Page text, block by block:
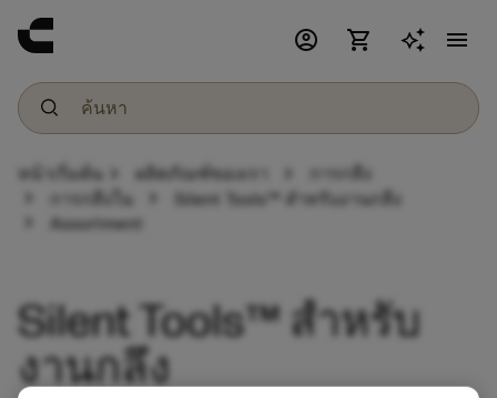
account_circle shopping_cart menu
หน้าเริ่มต้น chevron_right ผลิตภัณฑ์ของเรา chevron_right การกลึง
การกลึงใน Silent Tools™ สำหรับงานกลึง
chevron_right Assortment
Silent Tools™ สำหรับ
งานกลึง